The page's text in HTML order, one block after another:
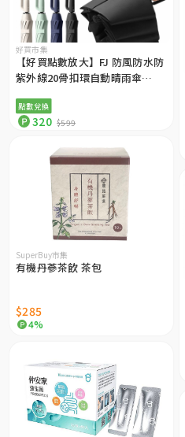
好買市集
【好買點數放大】FJ 防風防水防
紫外線20骨扣環自動晴雨傘
點數兌換
320 $599
SuperBuy市集
有機丹蔘茶飲 茶包
$285
4%